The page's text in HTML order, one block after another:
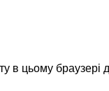
в цьому браузері